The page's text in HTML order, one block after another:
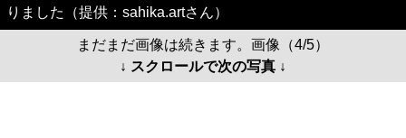
りました（提供：sahika.artさん）
まだまだ画像は続きます。画像（4/5）
↓ スクロールで次の写真 ↓